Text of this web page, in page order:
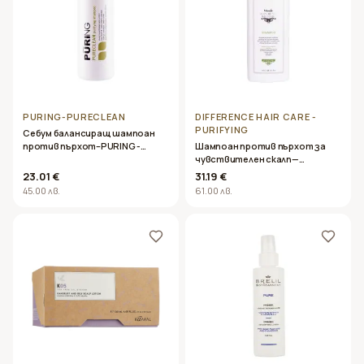
PURING-PURECLEAN
Себум балансиращ шампоан
против пърхот–PURING -
23.01 €
45.00 лв.
DIFFERENCE HAIR CARE -
PURIFYING
Шампоан против пърхот за
чувствителен скалп—
Difference Hair Care – PURIFYING
shampoo1000ml
31.19 €
61.00 лв.